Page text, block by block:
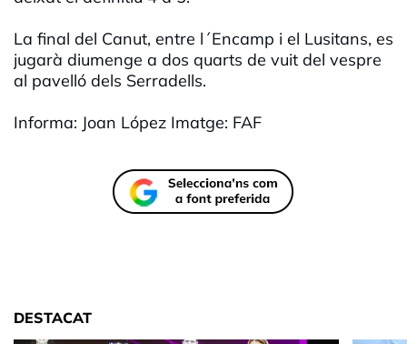
La final del Canut, entre l´Encamp i el Lusitans, es
jugarà diumenge a dos quarts de vuit del vespre
al pavelló dels Serradells.
Informa: Joan López Imatge: FAF
DESTACAT